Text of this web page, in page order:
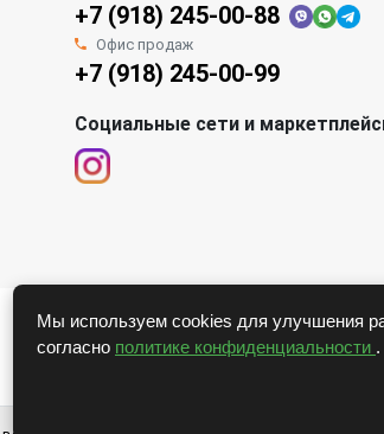
+7 (918) 245-00-88
Офис продаж
+7 (918) 245-00-99
Социальные сети и
Мы используем cookies для улучшения
согласно политике конфиденциальности .